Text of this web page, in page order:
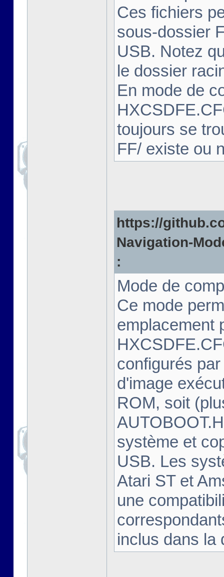
Ces fichiers
sous-dossier
USB. Notez
le dossier
En mode de
toujours se
FF/ existe ou
https://
Navigation-
:
Mode de
Ce mode
emplacement
configurés
d'image
ROM, soit
système et
USB. Les
Atari ST et
une
inclus dans la